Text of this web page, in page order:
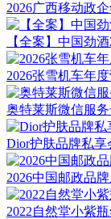
2026广西移动政
【全案】中国劲
2026张雪机车年
奥特莱斯微信服
Dior护肤品牌私享
2026中国邮政品
2022自然堂小紫